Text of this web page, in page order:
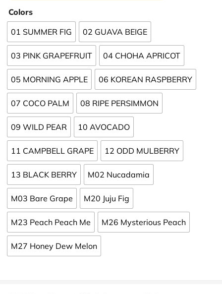
Colors
01 SUMMER FIG 02 GUAVA BEIGE
03 PINK GRAPEFRUIT 04 CHOHA APRICOT
05 MORNING APPLE 06 KOREAN RASPBERRY
07 COCO PALM 08 RIPE PERSIMMON
09 WILD PEAR 10 AVOCADO
11 CAMPBELL GRAPE 12 ODD MULBERRY
13 BLACK BERRY M02 Nucadamia
M03 Bare Grape M20 Juju Fig
M23 Peach Peach Me M26 Mysterious Peach
M27 Honey Dew Melon